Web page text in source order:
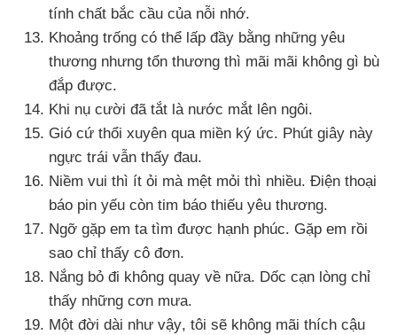
tính chất bắc cầu của nỗi nhớ.
Khoảng trống có thể lấp đầy bằng những yêu
thương nhưng tổn thương thì mãi mãi không gì bù
đắp được.
Khi nụ cười đã tắt là nước mắt lên ngôi.
Gió cứ thổi xuyên qua miền ký ức. Phút giây này
ngực trái vẫn thấy đau.
Niềm vui thì ít ỏi mà mệt mỏi thì nhiều. Điện thoại
báo pin yếu còn tim báo thiếu yêu thương.
Ngỡ gặp em ta tìm được hạnh phúc. Gặp em rồi
sao chỉ thấy cô đơn.
Nắng bỏ đi không quay về nữa. Dốc cạn lòng chỉ
thấy những cơn mưa.
Một đời dài như vậy, tôi sẽ không mãi thích cậu